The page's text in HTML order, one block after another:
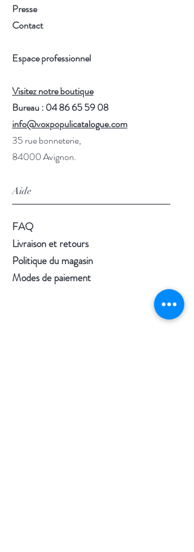
Presse
Contact
Espace professionnel
Visitez notre boutique
Bureau : 04 86 65 59 08
info@voxpopulicatalogue.com
35 rue bonneterie,
84000 Avignon.
Aide
FAQ
Livraison et retours
Politique du magasin
Modes de paiement